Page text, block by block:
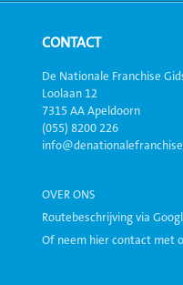
CONTACT
De Nationale Franchise
Loolaan 12
7315 AA Apeldoorn
(055) 8200 226
OVER ONS
Routebeschrijving via
Of neem hier contact met